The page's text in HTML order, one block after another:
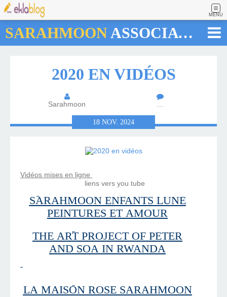
MENU
SARAHMOON ASSOCIATION
2020 EN VIDÉOS
Sarahmoon …
18 NOV. 2024
Vidéos mises en ligne
liens vers you tube
SARAHMOON ENFANTS LUNE
PEINTURES ET AMOUR
THE ART PROJECT OF PETER
AND SOA IN RWANDA
LA MAISON ROSE SARAHMOON